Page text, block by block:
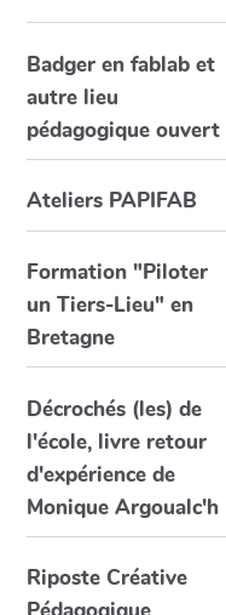
Badger en fablab et
autre lieu
pédagogique ouvert
Ateliers PAPIFAB
Formation "Piloter
un Tiers-Lieu" en
Bretagne
Décrochés (les) de
l'école, livre retour
d'expérience de
Monique Argoualc'h
Riposte Créative